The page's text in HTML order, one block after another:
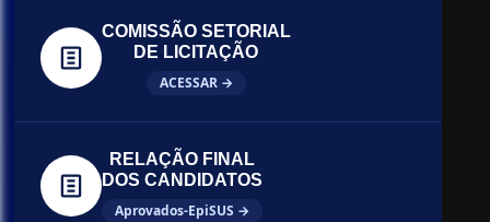
COMISSÃO SETORIAL
DE LICITAÇÃO
ACESSAR →
RELAÇÃO FINAL
DOS CANDIDATOS
Aprovados-EpiSUS →